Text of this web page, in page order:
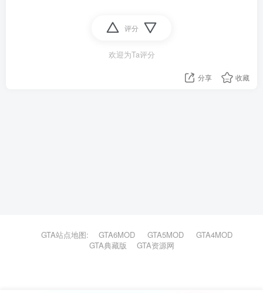
评分
欢迎为Ta评分
分享 收藏
GTA站点地图: GTA6MOD GTA5MOD
GTA4MOD
GTA典藏版
GTA资源网